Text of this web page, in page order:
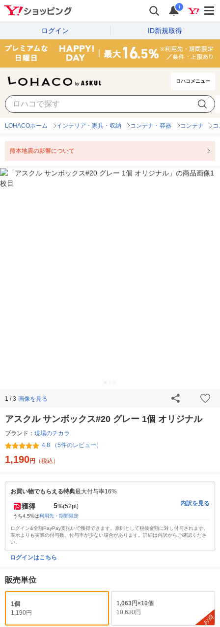
i
ログイン ID新規取得
ロハコメニュー
LOHACOホーム インテリア・家具・収納 コンテナ・容器 コンテナ コ
熊本地震の影響について
1 / 3 画像を見る
アスクル サンボックス#20 グレー 1個 オリジナル
ブランド： 現場のチカラ
4.8 （5件のレビュー）
1,190円 （税込）
お買い物でもらえる特典最大付与率16%
獲得 5%(52pt)
うち4.5%は利用先・期間限定
内訳を見る
ログイン&全額PayPay支払いで獲得できます。原則として税抜金額に対し付与されます。
表示よりも実際の付与数、付与率が少ない場合があります。詳細は内訳からご確認くださ
い。
ログインはこちら
販売単位
1個
1,190円
1,063円×10個
10,630円
お得